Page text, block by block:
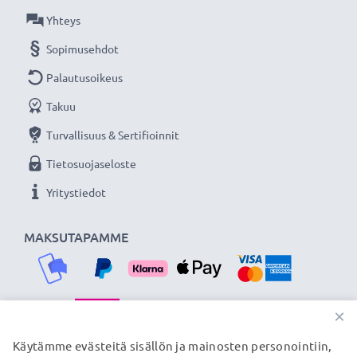
verkkokauppa, joka tarjoaa laadukkaita tuotteita, ja
siksi tarjoamme 36 kuukauden takuun!
MAKSUTAPAMME
Yhteys
Sopimusehdot
Palautusoikeus
Takuu
Turvallisuus & Sertifioinnit
Tietosuojaseloste
Yritystiedot
TOIMITUSKUMPPANIMME
×
Käytämme evästeitä sisällön ja mainosten personointiin,